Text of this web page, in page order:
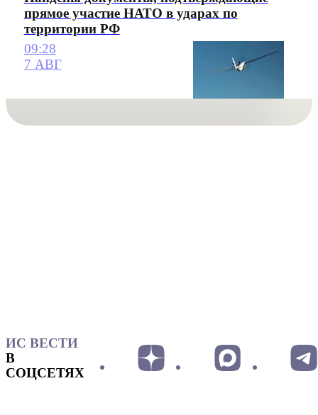
прямое участие НАТО в ударах по
территории РФ
09:28
7 АВГ
ИС ВЕСТИ
В
СОЦСЕТЯХ